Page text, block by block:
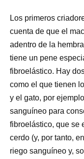
Los primeros
cuenta de que el
adentro de la
tiene un pene
fibroelástico. Hay
como el que tienen
y el gato, por
sanguíneo para
fibroelástico, que se
cerdo (y, por tanto,
riego sanguíneo y,